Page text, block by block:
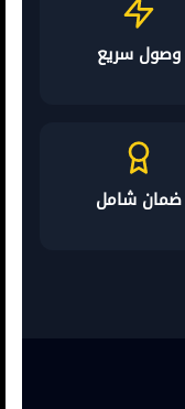
وصول سريع
ضمان شامل